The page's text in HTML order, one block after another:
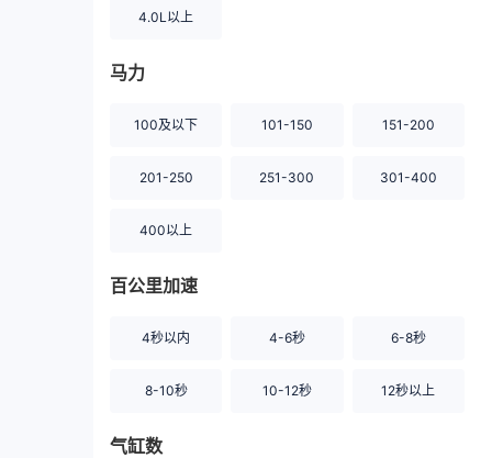
4.0L以上
马力
100及以下 101-150 151-200
201-250 251-300 301-400
400以上
百公里加速
4秒以内 4-6秒 6-8秒
8-10秒 10-12秒 12秒以上
气缸数